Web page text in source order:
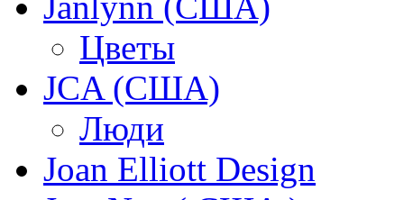
Цветы
JCA (США)
Люди
Joan Elliott Design